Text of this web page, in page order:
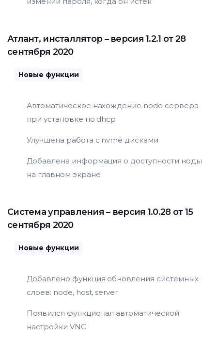
Атлант, инсталлятор– версия 1.2.1 от 28
сентября 2020
Новые функции
Автоматическое нахождение node сервера
при установке по dhcp
Улучшена работа с nvme дисками
Добавлена информация о доступности ноды
на главном экране
Система управления – версия 1.0.28 от 15
сентября 2020
Новые функции
Добавлено функция обновления системных
слоев: node, host, server
Появился функционал автоматической
настройки VNC